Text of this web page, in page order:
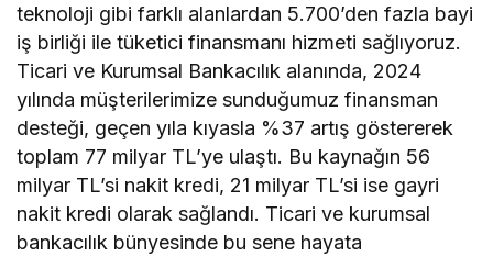
teknoloji gibi farklı alanlardan 5.700’den fazla bayi
iş birliği ile tüketici finansmanı hizmeti sağlıyoruz.
Ticari ve Kurumsal Bankacılık alanında, 2024
yılında müşterilerimize sunduğumuz finansman
desteği, geçen yıla kıyasla %37 artış göstererek
toplam 77 milyar TL’ye ulaştı. Bu kaynağın 56
milyar TL’si nakit kredi, 21 milyar TL’si ise gayri
nakit kredi olarak sağlandı. Ticari ve kurumsal
bankacılık bünyesinde bu sene hayata